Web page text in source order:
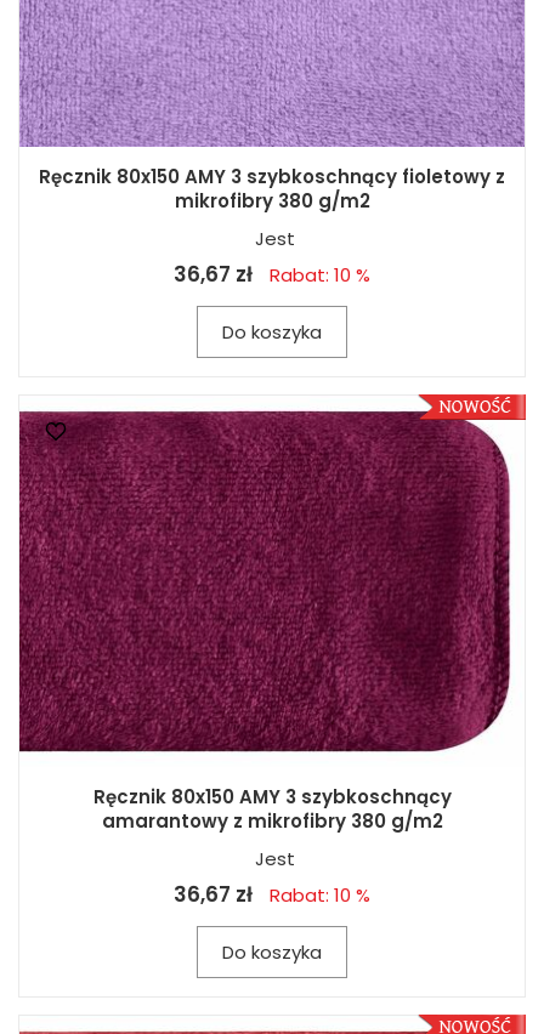
Ręcznik 80x150 AMY 3 szybkoschnący fioletowy z
mikrofibry 380 g/m2
Jest
36,67 zł Rabat: 10 %
Do koszyka
Ręcznik 80x150 AMY 3 szybkoschnący
amarantowy z mikrofibry 380 g/m2
Jest
36,67 zł Rabat: 10 %
Do koszyka